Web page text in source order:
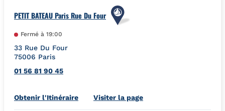
PETIT BATEAU Paris Rue Du Four
Fermé à 19:00
33 Rue Du Four
75006 Paris
01 56 81 90 45
Obtenir l'ItinéraireLink Opens in New Tab
Visiter la page